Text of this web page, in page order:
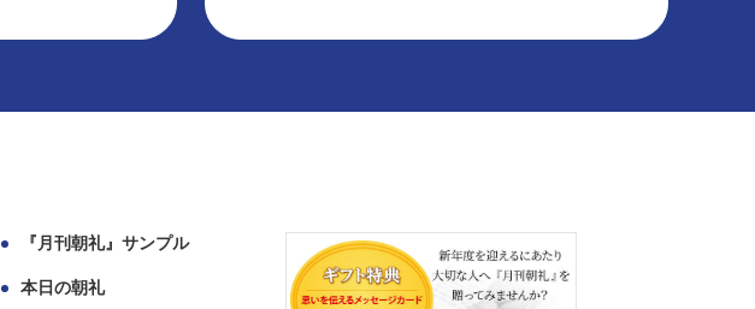
『月刊朝礼』サンプル
本日の朝礼